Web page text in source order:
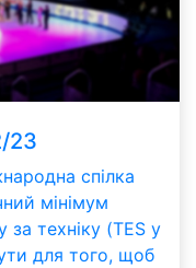
23
спілка
мінімум
за техніку (TES у
для того, щоб